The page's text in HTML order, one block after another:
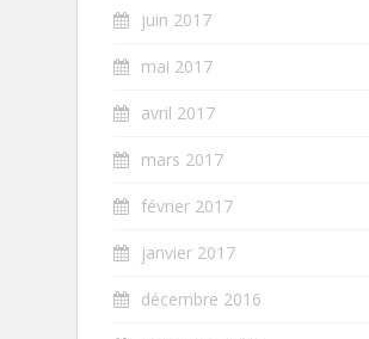
juin 2017
mai 2017
avril 2017
mars 2017
février 2017
janvier 2017
décembre 2016